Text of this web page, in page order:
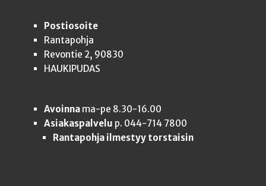
Postiosoite
Rantapohja
Revontie 2, 90830
HAUKIPUDAS
Avoinnama-pe 8.30-16.00
Asiakaspalvelu p. 044-714 7800
Rantapohja ilmestyy torstaisin